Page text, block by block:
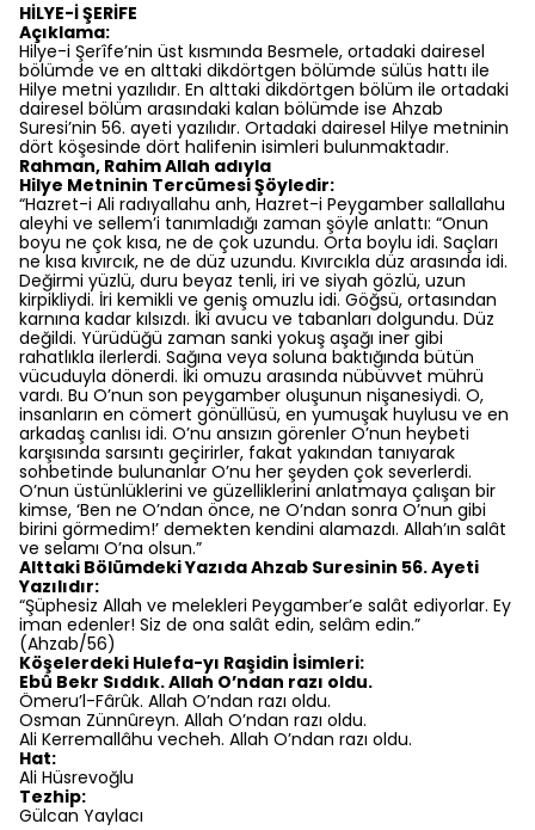
HİLYE-İ ŞERİFE
Açıklama:
Hilye-i Şerîfe’nin üst kısmında Besmele, ortadaki dairesel
bölümde ve en alttaki dikdörtgen bölümde sülüs hattı ile
Hilye metni yazılıdır. En alttaki dikdörtgen bölüm ile ortadaki
dairesel bölüm arasındaki kalan bölümde ise Ahzab
Suresi’nin 56. ayeti yazılıdır. Ortadaki dairesel Hilye metninin
dört köşesinde dört halifenin isimleri bulunmaktadır.
Rahman, Rahim Allah adıyla​
Hilye Metninin Tercümesi Şöyledir:
“Hazret-i Ali radıyallahu anh, Hazret-i Peygamber sallallahu
aleyhi ve sellem’i tanımladığı zaman şöyle anlattı: “Onun
boyu ne çok kısa, ne de çok uzundu. Orta boylu idi. Saçları
ne kısa kıvırcık, ne de düz uzundu. Kıvırcıkla düz arasında idi.
Değirmi yüzlü, duru beyaz tenli, iri ve siyah gözlü, uzun
kirpikliydi. İri kemikli ve geniş omuzlu idi. Göğsü, ortasından
karnına kadar kılsızdı. İki avucu ve tabanları dolgundu. Düz
değildi. Yürüdüğü zaman sanki yokuş aşağı iner gibi
rahatlıkla ilerlerdi. Sağına veya soluna baktığında bütün
vücuduyla dönerdi. İki omuzu arasında nübüvvet mührü
vardı. Bu O’nun son peygamber oluşunun nişanesiydi. O,
insanların en cömert gönüllüsü, en yumuşak huylusu ve en
arkadaş canlısı idi. O’nu ansızın görenler O’nun heybeti
karşısında sarsıntı geçirirler, fakat yakından tanıyarak
sohbetinde bulunanlar O’nu her şeyden çok severlerdi.
O’nun üstünlüklerini ve güzelliklerini anlatmaya çalışan bir
kimse, ‘Ben ne O’ndan önce, ne O’ndan sonra O’nun gibi
birini görmedim!’ demekten kendini alamazdı. Allah’ın salât
ve selamı O’na olsun.”
Alttaki Bölümdeki Yazıda Ahzab Suresinin 56. Ayeti
Yazılıdır:
“Şüphesiz Allah ve melekleri Peygamber’e salât ediyorlar. Ey
iman edenler! Siz de ona salât edin, selâm edin.”
(Ahzab/56)
Köşelerdeki Hulefa-yı Raşidin İsimleri:
Ebû Bekr Sıddık. Allah O’ndan razı oldu.
Ömeru’l-Fârûk. Allah O’ndan razı oldu.
Osman Zünnûreyn. Allah O’ndan razı oldu.
Ali Kerremallâhu vecheh. Allah O’ndan razı oldu.
Hat:
Ali Hüsrevoğlu
Tezhip:
Gülcan Yaylacı